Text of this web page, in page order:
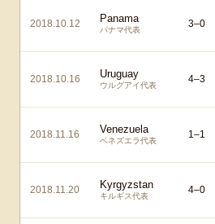
2018.10.12 Panama
パナマ代表
3–0
2018.10.16 Uruguay
ウルグアイ代表
4–3
2018.11.16 Venezuela
ベネズエラ代表
1–1
2018.11.20 Kyrgyzstan
キルギス代表
4–0